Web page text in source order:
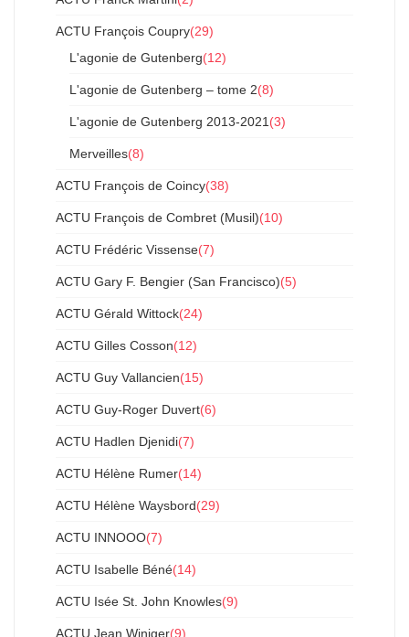
ACTU François Coupry(29)
L'agonie de Gutenberg(12)
L'agonie de Gutenberg – tome 2(8)
L'agonie de Gutenberg 2013-2021 (3)
Merveilles(8)
ACTU François de Coincy(38)
ACTU François de Combret (Musil)(10)
ACTU Frédéric Vissense(7)
ACTU Gary F. Bengier (San Francisco)(5)
ACTU Gérald Wittock(24)
ACTU Gilles Cosson(12)
ACTU Guy Vallancien(15)
ACTU Guy-Roger Duvert(6)
ACTU Hadlen Djenidi(7)
ACTU Hélène Rumer(14)
ACTU Hélène Waysbord(29)
ACTU INNOOO(7)
ACTU Isabelle Béné(14)
ACTU Isée St. John Knowles(9)
ACTU Jean Winiger(9)